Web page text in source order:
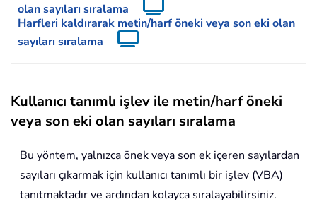
olan sayıları sıralama
Harfleri kaldırarak metin/harf öneki veya son eki olan
sayıları sıralama
Kullanıcı tanımlı işlev ile metin/harf öneki
veya son eki olan sayıları sıralama
Bu yöntem, yalnızca önek veya son ek içeren sayılardan
sayıları çıkarmak için kullanıcı tanımlı bir işlev (VBA)
tanıtmaktadır ve ardından kolayca sıralayabilirsiniz.